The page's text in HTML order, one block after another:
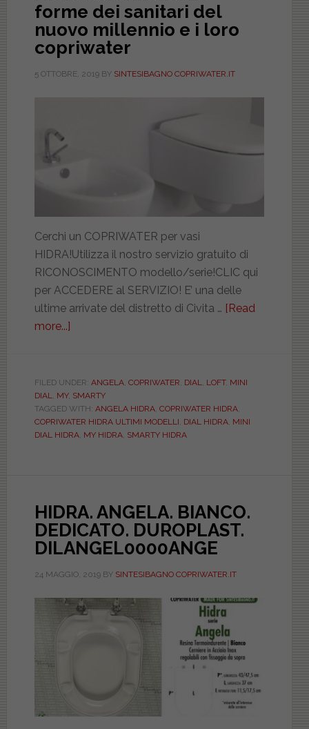
forme dei sanitari del
nuovo millennio e i loro
copriwater
5 OTTOBRE, 2019BY SINTESIBAGNO COPRIWATER.IT
Cerchi un COPRIWATER per vasi
HIDRA!Utilizza il nostro servizio gratuito di
RICONOSCIMENTO modello/serie!CLIC qui
per ACCEDERE al SERVIZIO! E’ una delle
ultime arrivate del distretto di Civita … [Read
more...]
Le
forme
dei
sanitari
e
i
loro
FILED UNDER: ANGELA, COPRIWATER DIAL LOFT, MINI
DIAL
MY, SMARTY
TAGGED WITH: ANGELA HIDRA, COPRIWATER HIDRA,
COPRIWATER HIDRA ULTIMI MODELLI DIAL HIDRA, MINI
DIAL HIDRA, MY HIDRA, SMARTY HIDRA
HIDRA. ANGELA. BIANCO.
DEDICATO. DUROPLAST.
DILANGEL0000ANGE
24 MAGGIO, 2019BY SINTESIBAGNO COPRIWATER.IT